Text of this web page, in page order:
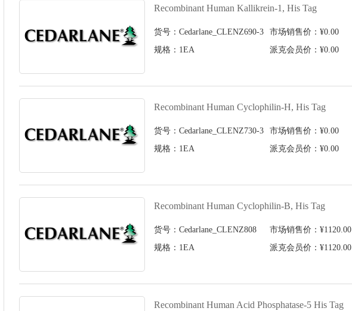
Recombinant Human Kallikrein-1, His Tag
货号：Cedarlane_CLENZ690-3
市场销售价：¥0.00
规格：1EA
派克会员价：¥0.00
Recombinant Human Cyclophilin-H, His Tag
货号：Cedarlane_CLENZ730-3
市场销售价：¥0.00
规格：1EA
派克会员价：¥0.00
Recombinant Human Cyclophilin-B, His Tag
货号：Cedarlane_CLENZ808
市场销售价：¥1120.00
规格：1EA
派克会员价：¥1120.00
Recombinant Human Acid Phosphatase-5 His Tag